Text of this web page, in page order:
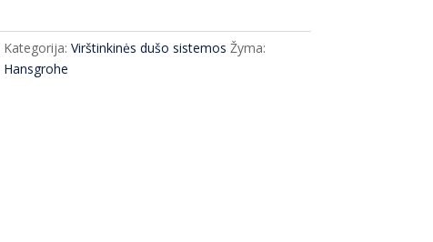
Kategorija: Virštinkinės dušo sistemos Žyma:
Hansgrohe